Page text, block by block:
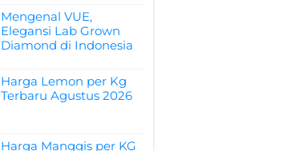
Mengenal VUE,
Elegansi Lab Grown
Diamond di Indonesia
Harga Lemon per Kg
Terbaru Agustus 2026
Harga Manggis per KG